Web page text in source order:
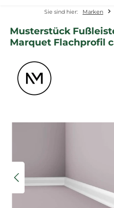
Sie sind hier: Marken
Musterstück
Marquet Flachprofil